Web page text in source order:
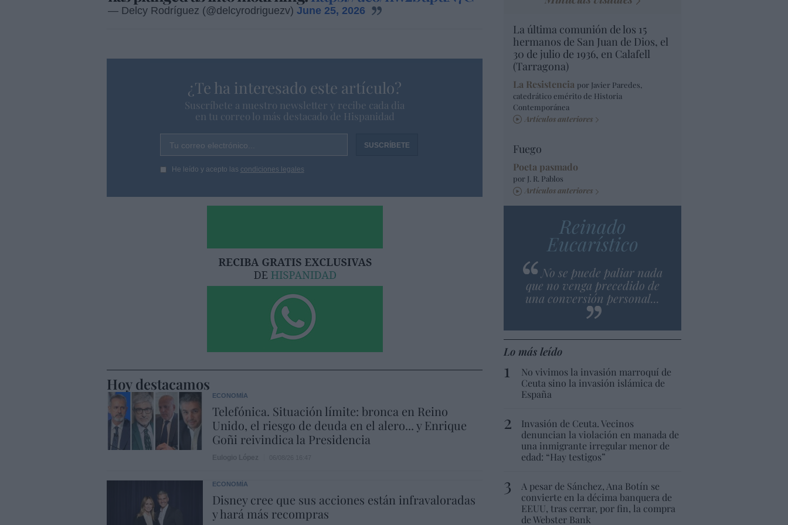
— Delcy Rodríguez (@delcyrodriguezv) June 25, 2026
¿Te ha interesado este artículo?
Suscríbete a nuestro newsletter y recibe cada dia
en tu correo lo más destacado de Hispanidad
Tu correo electrónico...
He leído y acepto las condiciones legales
Hoy destacamos
ECONOMÍA
Telefónica. Situación límite: bronca en Reino
Unido, el riesgo de deuda en el alero... y Enrique
Goñi reivindica la Presidencia
ECONOMÍA
Disney cree que sus acciones están infravaloradas
y hará más recompras
La última comunión de los 15
hermanos de San Juan de Dios, el
30 de julio de 1936, en Calafell
(Tarragona)
La Resistencia por Javier Paredes,
catedrático emérito de Historia
Contemporánea
Artículos anteriores
Fuego
Poeta pasmado
por J. R. Pablos
Artículos anteriores
Reinado
Eucarístico
No se puede paliar nada
que no venga precedido de
una conversión personal...
Lo más leído
No vivimos la invasión marroquí de
Ceuta sino la invasión islámica de
España
Invasión de Ceuta. Vecinos
denuncian la violación en manada de
una inmigrante irregular menor de
edad: “Hay testigos”
A pesar de Sánchez, Ana Botín se
convierte en la décima banquera de
EEUU, tras cerrar, por fin, la compra
de Webster Bank